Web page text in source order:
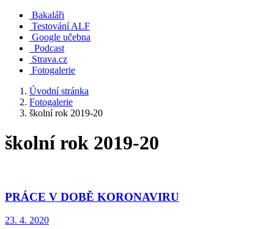
Bakaláři
Testování ALF
Google učebna
Podcast
Strava.cz
Fotogalerie
Úvodní stránka
Fotogalerie
školní rok 2019-20
školní rok 2019-20
PRÁCE V DOBĚ KORONAVIRU
23. 4. 2020